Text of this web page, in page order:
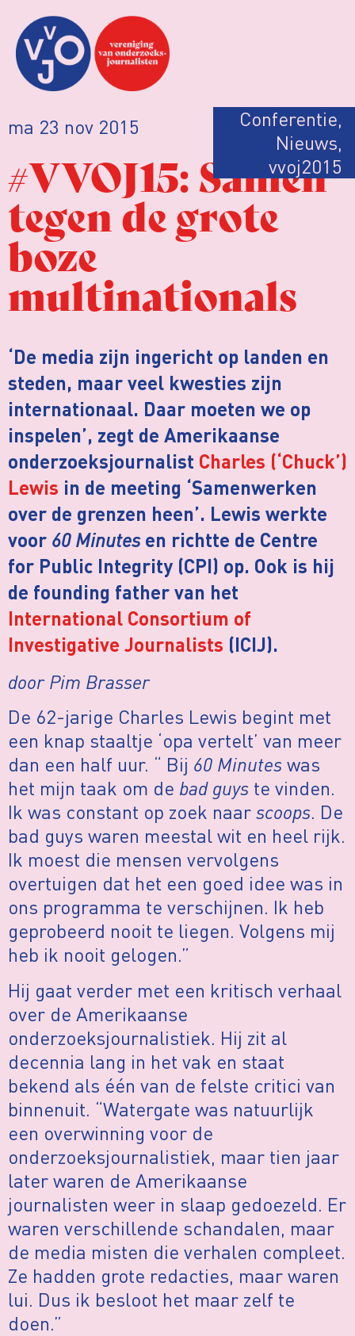
ma 23 nov 2015 Conferentie,
Nieuws,
vvoj2015
#VVOJ15: Samen
tegen de grote
boze
multinationals
‘De media zijn ingericht op landen en
steden, maar veel kwesties zijn
internationaal. Daar moeten we op
inspelen’, zegt de Amerikaanse
onderzoeksjournalist Charles (‘Chuck’)
Lewis in de meeting ‘Samenwerken
over de grenzen heen’. Lewis werkte
voor 60 Minutesen richtte de Centre
for Public Integrity (CPI) op. Ook is hij
de founding father van het
International Consortium of
Investigative Journalists (ICIJ).
door Pim Brasser
De 62-jarige Charles Lewis begint met
een knap staaltje ‘opa vertelt’ van meer
dan een half uur. “ Bij 60 Minuteswas
het mijn taak om de bad guys te vinden.
Ik was constant op zoek naarscoops. De
bad guys waren meestal wit en heel rijk.
Ik moest die mensen vervolgens
overtuigen dat het een goed idee was in
ons programma te verschijnen. Ik heb
geprobeerd nooit te liegen. Volgens mij
heb ik nooit gelogen.”
Hij gaat verder met een kritisch verhaal
over de Amerikaanse
onderzoeksjournalistiek. Hij zit al
decennia lang in het vak en staat
bekend als één van de felste critici van
binnenuit. “Watergate was natuurlijk
een overwinning voor de
onderzoeksjournalistiek, maar tien jaar
later waren de Amerikaanse
journalisten weer in slaap gedoezeld. Er
waren verschillende schandalen, maar
de media misten die verhalen compleet.
Ze hadden grote redacties, maar waren
lui. Dus ik besloot het maar zelf te
doen.”